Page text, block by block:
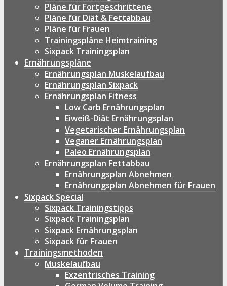
Pläne für Fortgeschrittene
Pläne für Diät & Fettabbau
Pläne für Frauen
Trainingspläne Heimtraining
Sixpack Trainingsplan
Ernährungspläne
Ernährungsplan Muskelaufbau
Ernährungsplan Sixpack
Ernährungsplan Fitness
Low Carb Ernährungsplan
Eiweiß-Diät Ernährungsplan
Vegetarischer Ernährungsplan
Veganer Ernährungsplan
Paleo Ernährungsplan
Ernährungsplan Fettabbau
Ernährungsplan Abnehmen
Ernährungsplan Abnehmen für Frauen
Sixpack Special
Sixpack Trainingstipps
Sixpack Trainingsplan
Sixpack Ernährungsplan
Sixpack für Frauen
Trainingsmethoden
Muskelaufbau
Exzentrisches Training